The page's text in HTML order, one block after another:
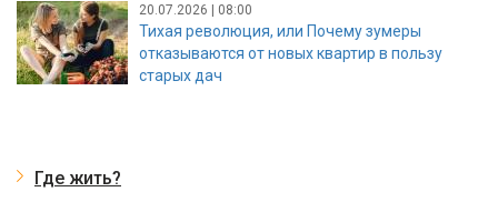
20.07.2026 | 08:00
Тихая революция, или Почему зумеры
отказываются от новых квартир в пользу
старых дач
Где жить?